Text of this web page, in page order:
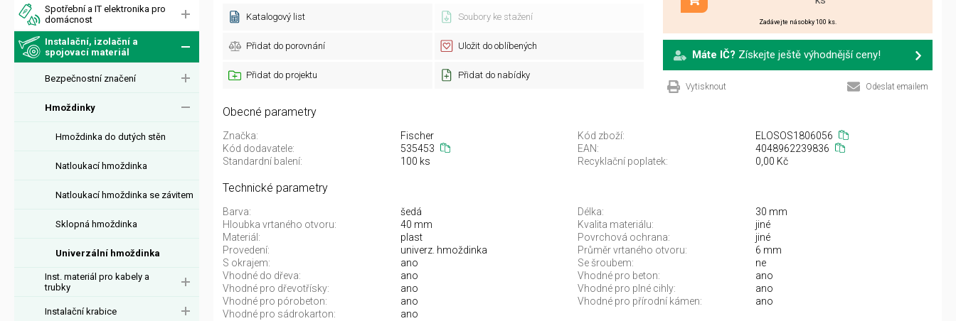
Spotřební a IT elektronika pro
domácnost
Instalační, izolační a
spojovací materiál
Bezpečnostní značení
Hmoždinky
Hmoždinka do dutých stěn
Natloukací hmoždinka
Natloukací hmoždinka se závitem
Sklopná hmoždinka
Univerzální hmoždinka
Inst. materiál pro kabely a
trubky
Instalační krabice
Katalogový list Soubory ke stažení
Přidat do porovnání Uložit do oblíbených
Přidat do projektu Přidat do nabídky
Přidat do košíku
Zadávejte násobky 100 ks.
Máte IČ? Získejte ještě výhodnější ceny!
Vytisknout Odeslat emailem
Obecné parametry
Značka: Fischer Kód zboží:
ELOSOS1806056
Kód dodavatele:
535453 EAN:
4048962239836
Standardní balení:
100 ks Recyklační poplatek: 0,00 Kč
Technické parametry
Barva: šedá Délka:
30 mm
Hloubka vrtaného otvoru:
40 mm Kvalita materiálu:
jiné
Materiál:
plast Povrchová ochrana:
jiné
Provedení:
univerz. hmoždinka Průměr vrtaného otvoru:
6 mm
S okrajem:
ano Se šroubem:
ne
Vhodné do dřeva:
ano Vhodné pro beton:
ano
Vhodné pro dřevotřísky:
ano Vhodné pro plné cihly:
ano
Vhodné pro pórobeton:
ano Vhodné pro přírodní kámen:
ano
Vhodné pro sádrokarton:
ano